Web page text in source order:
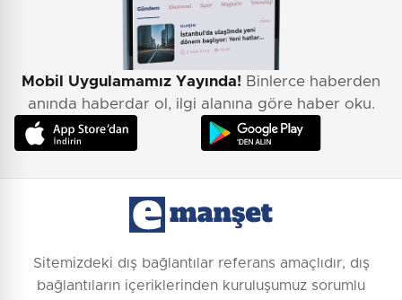
Mobil Uygulamamız Yayında! Binlerce haberden
anında haberdar ol, ilgi alanına göre haber oku.
Sitemizdeki dış bağlantılar referans amaçlıdır, dış
bağlantıların içeriklerinden kuruluşumuz sorumlu